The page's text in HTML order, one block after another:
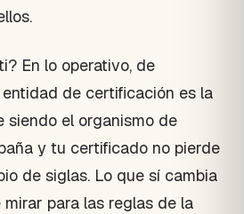
En lo operativo, de
de certificación es la
siendo el organismo de
y tu certificado no pierde
de siglas. Lo que sí cambia
para las reglas de la